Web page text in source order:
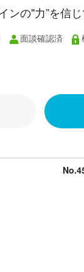
ンの"力”を信じ
面談確認済